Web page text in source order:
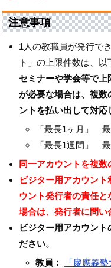
注意事項
1人の教職員が発行で
ト」の上限件数は、以
セミナーや学会等で上
が必要な場合は、複数
ントを払い出して対応
「最長1ヶ月」
「最長1週間」
同一アカウントを複数
ビジター用アカウン
ウント発行者の責任
場合は、発行者に問い
ビジター用アカウント
ださい。
教員：
「慶應義